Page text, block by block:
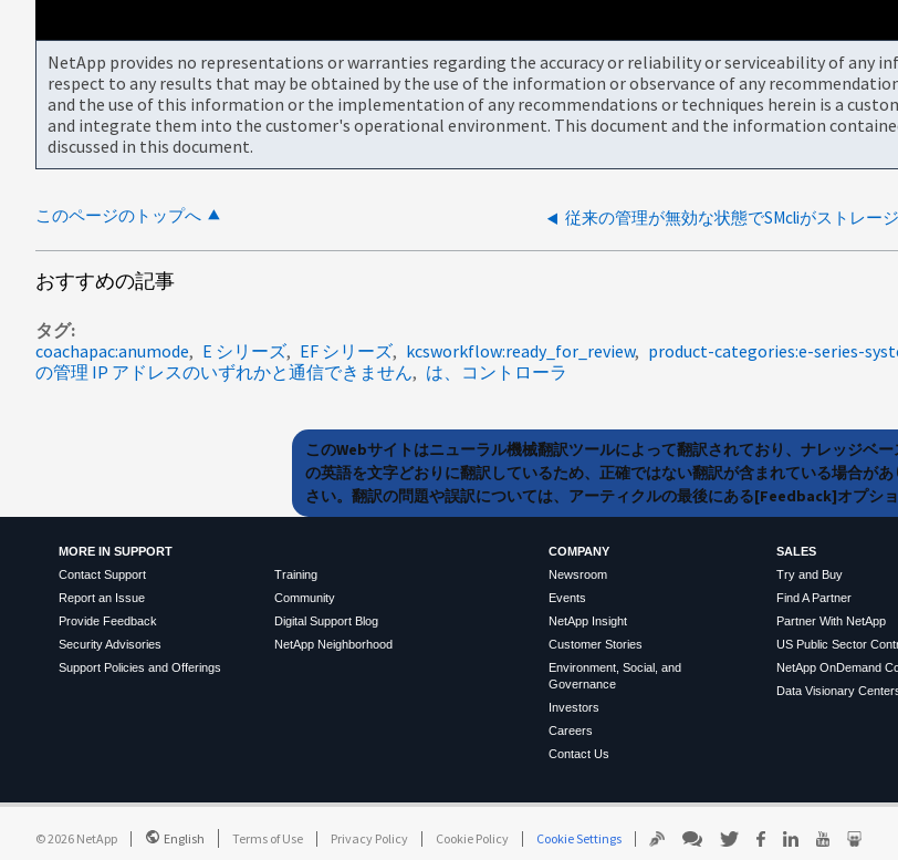
NetApp provides no representations or warranties regarding the accuracy or reliability or serviceability of
respect to any results that may be obtained by the use of the information or observance of any
and the use of this information or the implementation of any recommendations or techniques herein is a
and integrate them into the customer's operational environment. This document and the information
discussed in this document.
このページのトップへ
おすすめの記事
タグ
coachapac:anumode
E シリーズ EF シリーズ kcsworkflow:ready_for_review product-categories:e-series-
の管理 IP アドレスのいずれかと通信できません
は、コントローラ
このWebサイトはニューラル機械翻訳ツールによって翻訳されており、ナレッジベ
の英語を文字どおりに翻訳しているため、正確ではない翻訳が含まれている場合が
さい。翻訳の問題や誤訳については、アーティクルの最後にある[Feedback]オプシ
MORE IN SUPPORT
Contact Support
Report an Issue
Provide Feedback
Security Advisories
Support Policies and Offerings
Training
Community
Digital Support Blog
NetApp Neighborhood
COMPANY
Newsroom
Events
NetApp Insight
Customer Stories
Environment, Social, and
Governance
Investors
Careers
Contact Us
SALES
Try and Buy
Find A Partner
Partner With NetApp
US Public Sector
NetApp OnDemand
Data Visionary
©2026 NetApp English Terms of Use Privacy Policy Cookie Policy Cookie Settings